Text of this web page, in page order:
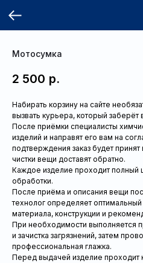
Мотосумка
2 500 р.
Набирать корзину на сайте
вызвать курьера, который
После приёмки специалисты
изделий и направят его вам на
подтверждения заказ будет
чистки вещи доставят обратно.
Каждое изделие проходит полный
обработки.
После приёма и описания вещи
технолог определяет
материала, конструкции и
При необходимости выполняется
и зачистка загрязнений, затем
профессиональная глажка.
Перед выдачей изделие проходит